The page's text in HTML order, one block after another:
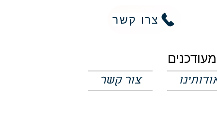
צרו קשר
צור קשר